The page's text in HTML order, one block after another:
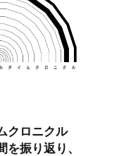
クロニクル
振り返り、